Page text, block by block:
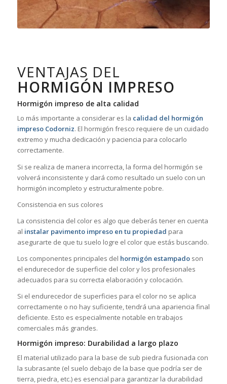
VENTAJAS DEL
HORMIGÓN IMPRESO
Hormigón impreso de alta calidad
Lo más importante a considerar es la calidad del hormigón
impreso Codorniz. El hormigón fresco requiere de un cuidado
extremo y mucha dedicación y paciencia para colocarlo
correctamente.
Si se realiza de manera incorrecta, la forma del hormigón se
volverá inconsistente y dará como resultado un suelo con un
hormigón incompleto y estructuralmente pobre.
Consistencia en sus colores
La consistencia del color es algo que deberás tener en cuenta
al instalar pavimento impreso en tu propiedad para
asegurarte de que tu suelo logre el color que estás buscando.
Los componentes principales del hormigón estampadoson
el endurecedor de superficie del color y los profesionales
adecuados para su correcta elaboración y colocación.
Si el endurecedor de superficies para el color no se aplica
correctamente o no hay suficiente, tendrá una apariencia final
deficiente. Esto es especialmente notable en trabajos
comerciales más grandes.
Hormigón impreso: Durabilidad a largo plazo
El material utilizado para la base de sub piedra fusionada con
la subrasante (el suelo debajo de la base que podría ser de
tierra, piedra, etc.) es esencial para garantizar la durabilidad